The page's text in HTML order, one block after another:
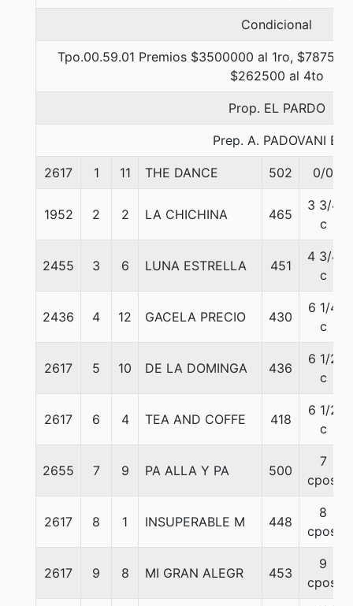
Condicional
Tpo.00.59.01 Premios $3500000 al 1ro,
$262500 al 4to
Prop. EL PARDO
Prep. A. PADOVANI E.
2617 1 11 THE DANCE 502 0/0
1952 2 2 LA CHICHINA 465
3 3/4
c
2455 3 6 LUNA ESTRELLA 451
4 3/4
c
2436 4 12 GACELA PRECIO 430
6 1/4
c
2617 5 10 DE LA DOMINGA 436
6 1/2
c
2617 6 4 TEA AND COFFE 418
6 1/2
c
2655 7 9 PA ALLA Y PA 500
7
cpos.
2617 8 1 INSUPERABLE M 448
8
cpos.
2617 9 8 MI GRAN ALEGR 453
9
cpos.